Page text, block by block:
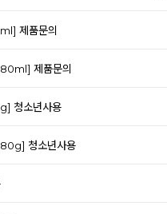
제품문의
80ml] 제품문의
청소년사용
80g] 청소년사용